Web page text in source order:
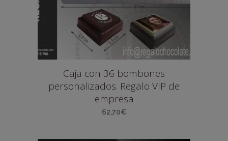
Caja con 36 bombones
personalizados. Regalo VIP de
empresa
62,70€